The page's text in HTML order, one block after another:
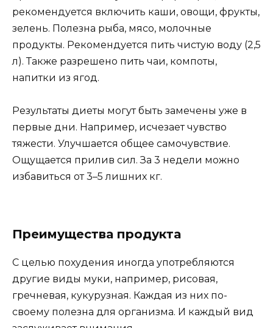
рекомендуется включить каши, овощи, фрукты,
зелень. Полезна рыба, мясо, молочные
продукты. Рекомендуется пить чистую воду (2,5
л). Также разрешено пить чаи, компоты,
напитки из ягод.
Результаты диеты могут быть замечены уже в
первые дни. Например, исчезает чувство
тяжести. Улучшается общее самочувствие.
Ощущается прилив сил. За 3 недели можно
избавиться от 3–5 лишних кг.
Преимущества продукта
С целью похудения иногда употребляются
другие виды муки, например, рисовая,
гречневая, кукурузная. Каждая из них по-
своему полезна для организма. И каждый вид